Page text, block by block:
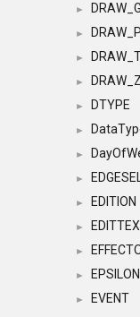
►
►
►
► DRAW_Z
► DTYPE
►
►
►
► EDITION
►
►
► EPSILON
►
EVENT